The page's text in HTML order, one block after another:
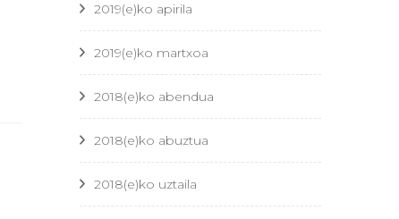
2019(e)ko apirila
2019(e)ko martxoa
2018(e)ko abendua
2018(e)ko abuztua
2018(e)ko uztaila